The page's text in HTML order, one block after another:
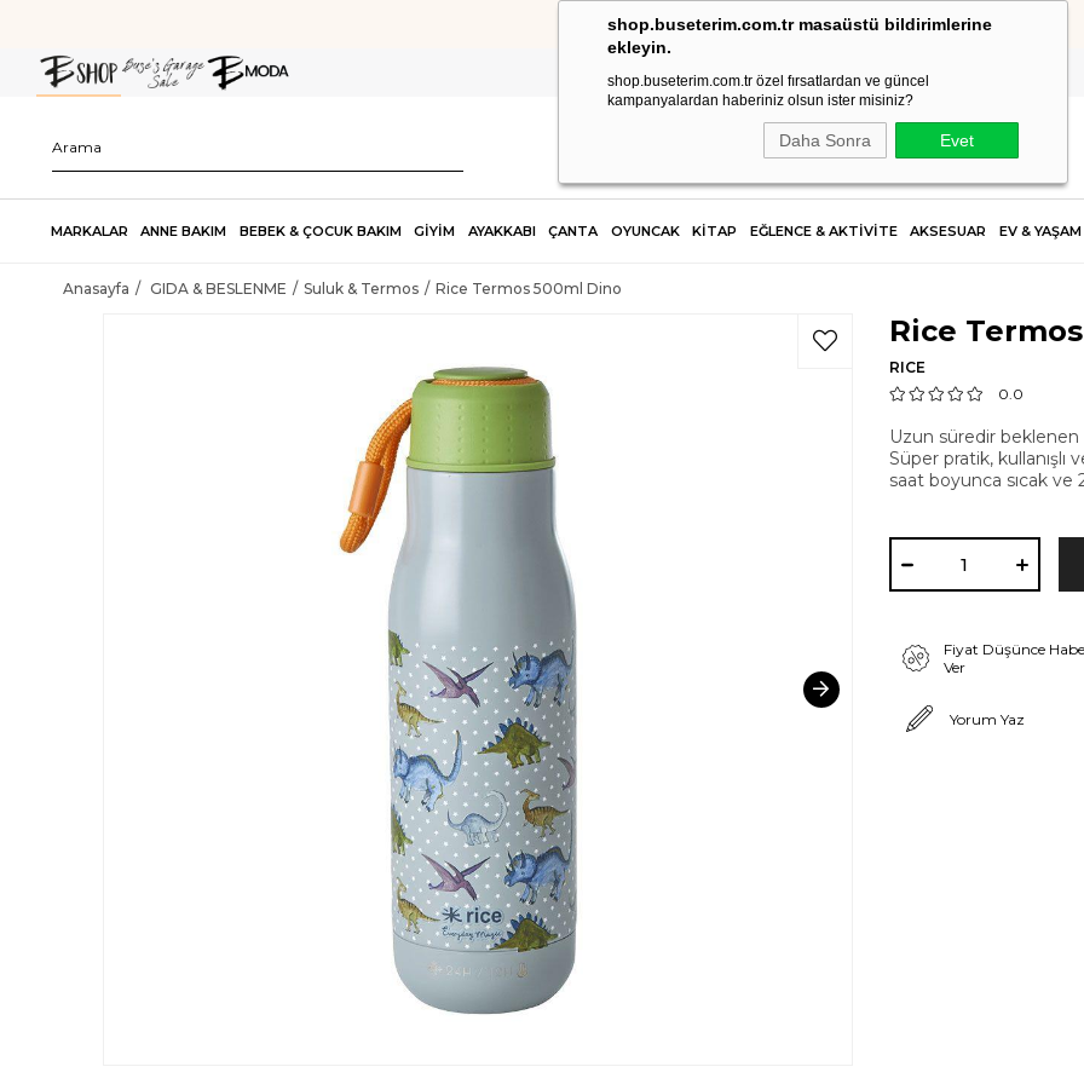
shop.buseterim.com.tr masaüstü bildirimlerine
ekleyin.
shop.buseterim.com.tr özel fırsatlardan ve güncel
kampanyalardan haberiniz olsun ister misiniz?
Daha Sonra Evet
2.500 TL VE ÜZERİ SİPARİŞLERDE KARGO ÜCRETSİZ!
MARKALAR ANNE BAKIM BEBEK & ÇOCUK BAKIM GİYİM AYAKKABI ÇANTA OYUNCAK KİTAP EĞLENCE & AKTİVİTE AKSESUAR EV & YAŞAM
Anasayfa GIDA & BESLENME Suluk & Termos Rice Termos 500ml Dino
Rice
RICE
0.0
Uzun süredir beklenen
Süper pratik,
saat boyunca sıcak
Fiyat Düşünce
Ver
Yorum Yaz